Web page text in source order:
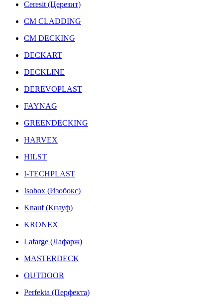
Ceresit (Церезит)
CM CLADDING
CM DECKING
DECKART
DECKLINE
DEREVOPLAST
FAYNAG
GREENDECKING
HARVEX
HILST
I-TECHPLAST
Isobox (Изобокс)
Knauf (Кнауф)
KRONEX
Lafarge (Лафарж)
MASTERDECK
OUTDOOR
Perfekta (Перфекта)